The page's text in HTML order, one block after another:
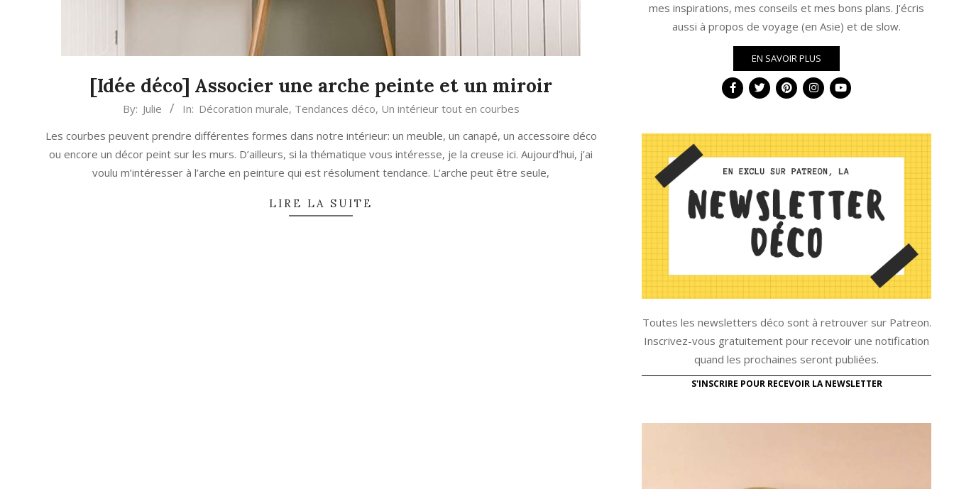
[Idée déco] Associer une arche peinte et un miroir
06
By: Julie In: Décoration murale, Tendances déco, Un intérieur tout en courbes
Les courbes peuvent prendre différentes formes dans notre intérieur: un meuble, un canapé, un accessoire déco
ou encore un décor peint sur les murs. D’ailleurs, si la thématique vous intéresse, je la creuse ici. Aujourd’hui, j’ai
voulu m’intéresser à l’arche en peinture qui est résolument tendance. L’arche peut être seule,
LIRE LA SUITE
mes inspirations, mes conseils et mes bons plans. J'écris
aussi à propos de voyage (en Asie) et de slow.
EN SAVOIR PLUS
Toutes les newsletters déco sont à retrouver sur Patreon.
Inscrivez-vous gratuitement pour recevoir une notification
quand les prochaines seront publiées.
S'INSCRIRE POUR RECEVOIR LA NEWSLETTER